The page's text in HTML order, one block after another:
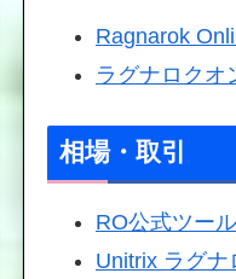
Ragnarok
ラグナロクオ
相場・取引
RO公式ツー
Unitrix ラグナ